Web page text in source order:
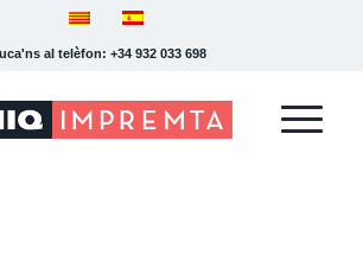
al telèfon: +34 932 033 698